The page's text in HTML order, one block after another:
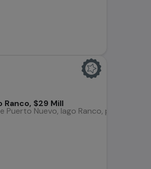
Ranco, $29 Mill
Puerto Nuevo, lago Ranco, por ruta